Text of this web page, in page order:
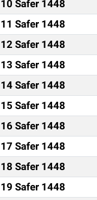
10 Safer 1448
11 Safer 1448
12 Safer 1448
13 Safer 1448
14 Safer 1448
15 Safer 1448
16 Safer 1448
17 Safer 1448
18 Safer 1448
19 Safer 1448